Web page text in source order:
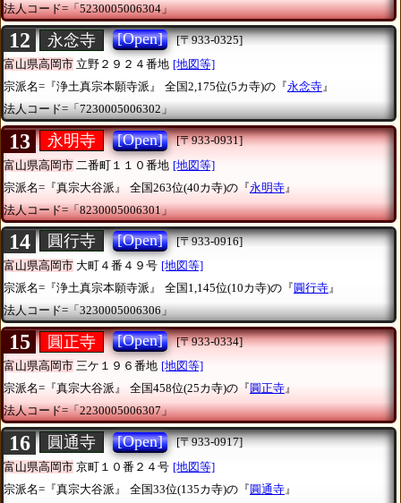
法人コード=「5230005006304」
12 永念寺 [Open]
[〒933-0325]
富山県高岡市 立野２９２４番地 [地図等]
宗派名=『浄土真宗本願寺派』
全国2,175位(5カ寺)の『永念寺』
法人コード=「7230005006302」
13 永明寺 [Open]
[〒933-0931]
富山県高岡市 二番町１１０番地 [地図等]
宗派名=『真宗大谷派』
全国263位(40カ寺)の『永明寺 』
法人コード=「8230005006301」
14 圓行寺 [Open]
[〒933-0916]
富山県高岡市 大町４番４９号 [地図等]
宗派名=『浄土真宗本願寺派』
全国1,145位(10カ寺)の『 圓行寺 』
法人コード=「3230005006306」
15 圓正寺 [Open]
[〒933-0334]
富山県高岡市 三ケ１９６番地 [地図等]
宗派名=『真宗大谷派』
全国458位(25カ寺)の『 圓正寺』
法人コード=「2230005006307」
16 圓通寺 [Open]
[〒933-0917]
富山県高岡市 京町１０番２４号 [地図等]
宗派名=『真宗大谷派』
全国33位(135カ寺)の『圓通寺 』